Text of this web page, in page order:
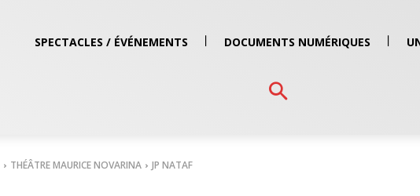
SPECTACLES / ÉVÉNEMENTS DOCUMENTS NUMÉRIQUES
THÉÂTRE MAURICE NOVARINA JP NATAF